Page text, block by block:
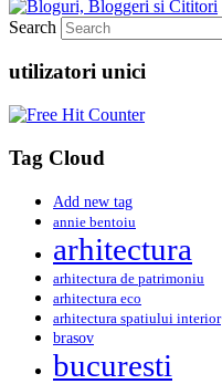
Search
utilizatori unici
Tag Cloud
Add new tag
annie bentoiu
arhitectura
arhitectura de patrimoniu
arhitectura eco
arhitectura spatiului interior
brasov
bucuresti